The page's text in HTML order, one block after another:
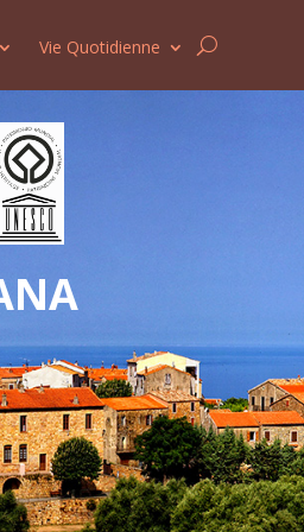
Vie Quotidienne